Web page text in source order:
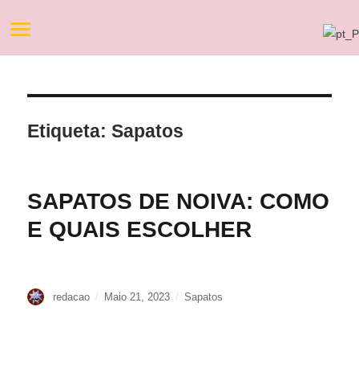
Etiqueta:Sapatos
SAPATOS DE NOIVA: COMO
E QUAIS ESCOLHER
Autor
redacao
Publicado
Maio 21, 2023 Etiquetas
Sapatos